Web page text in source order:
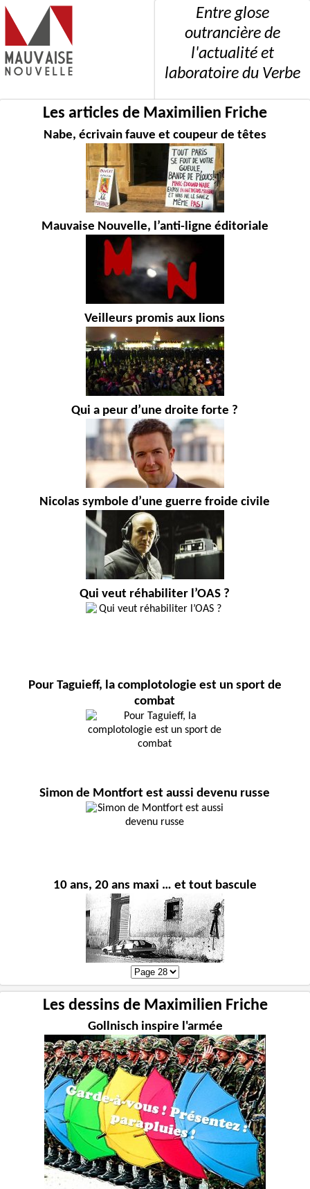
Entre glose
outrancière de
l'actualité et
laboratoire du Verbe
Les articles de Maximilien Friche
Nabe, écrivain fauve et coupeur de têtes
Mauvaise Nouvelle, l’anti-ligne éditoriale
Veilleurs promis aux lions
Qui a peur d’une droite forte ?
Nicolas symbole d’une guerre froide civile
Qui veut réhabiliter l’OAS ?
Pour Taguieff, la complotologie est un sport de
combat
Simon de Montfort est aussi devenu russe
10 ans, 20 ans maxi … et tout bascule
Les dessins de Maximilien Friche
Gollnisch inspire l'armée